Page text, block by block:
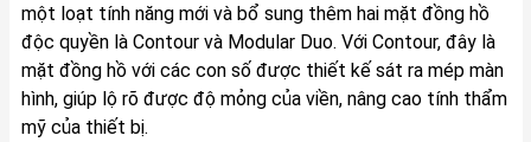
một loạt tính năng mới và bổ sung thêm hai mặt đồng hồ
độc quyền là Contour và Modular Duo. Với Contour, đây là
mặt đồng hồ với các con số được thiết kế sát ra mép màn
hình, giúp lộ rõ được độ mỏng của viền, nâng cao tính thẩm
mỹ của thiết bị.